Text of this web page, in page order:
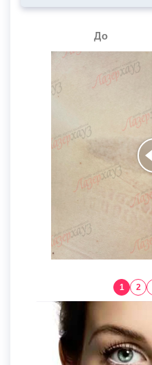
До
1 2